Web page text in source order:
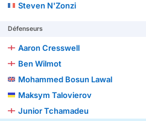
Steven N'Zonzi
Défenseurs
Aaron Cresswell
Ben Wilmot
Mohammed Bosun Lawal
Maksym Talovierov
Junior Tchamadeu